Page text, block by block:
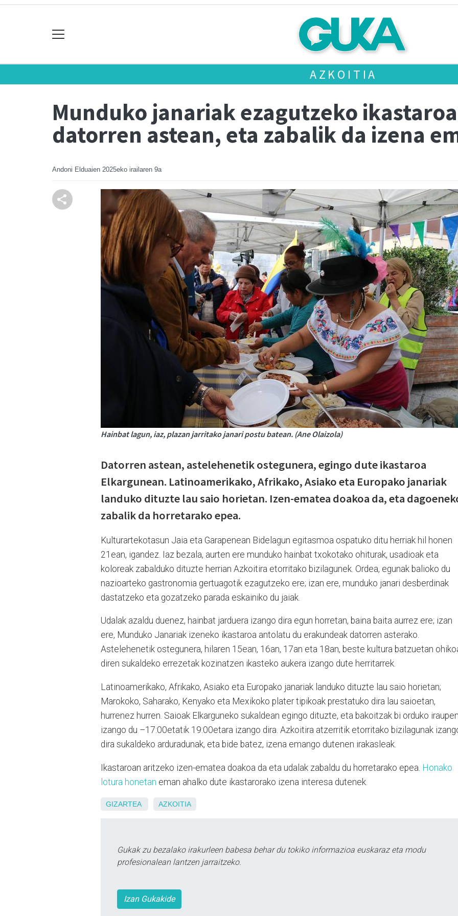
AZKOITIA
Munduko janariak ezagutzeko
datorren astean, eta zabalik da izena
Andoni Elduaien 2025eko irailaren 9a
Hainbat lagun, iaz, plazan jarritako janari postu batean. (Ane Olaizola)
Datorren astean, astelehenetik ostegunera, egingo dute ikastaroa
Elkargunean. Latinoamerikako, Afrikako, Asiako eta Europako janariak
landuko dituzte lau saio horietan. Izen-ematea doakoa da, eta
zabalik da horretarako epea.
Kulturartekotasun Jaia eta Garapenean Bidelagun egitasmoa ospatuko ditu herriak hil honen
21ean, igandez. Iaz bezala, aurten ere munduko hainbat txokotako ohiturak, usadioak eta
koloreak zabalduko dituzte herrian Azkoitira etorritako bizilagunek. Ordea, egunak balioko du
nazioarteko gastronomia gertuagotik ezagutzeko ere; izan ere, munduko janari desberdinak
dastatzeko eta gozatzeko parada eskainiko du jaiak.
Udalak azaldu duenez, hainbat jarduera izango dira egun horretan, baina baita aurrez ere; izan
ere, Munduko Janariak izeneko ikastaroa antolatu du erakundeak datorren asterako.
Astelehenetik ostegunera, hilaren 15ean, 16an, 17an eta 18an, beste kultura batzuetan
diren sukaldeko errezetak kozinatzen ikasteko aukera izango dute herritarrek.
Latinoamerikako, Afrikako, Asiako eta Europako janariak landuko dituzte lau saio horietan;
Marokoko, Saharako, Kenyako eta Mexikoko plater tipikoak prestatuko dira lau saioetan,
hurrenez hurren. Saioak Elkarguneko sukaldean egingo dituzte, eta bakoitzak bi orduko
izango du –17:00etatik 19:00etara izango dira. Azkoitira atzerritik etorritako bizilagunak
dira sukaldeko arduradunak, eta bide batez, izena emango dutenen irakasleak.
Ikastaroan aritzeko izen-ematea doakoa da eta udalak zabaldu du horretarako epea. Honako
lotura honetan eman ahalko dute ikastarorako izena interesa dutenek.
GIZARTEA AZKOITIA
Gukak zu bezalako irakurleen babesa behar du tokiko informazioa euskaraz eta modu
profesionalean lantzen jarraitzeko.
Izan Gukakide